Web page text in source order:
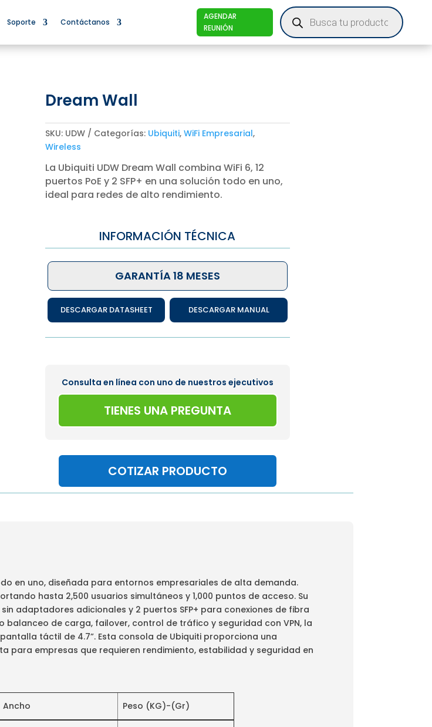
Soporte Contáctanos
AGENDAR
REUNIÓN
Products
search
Dream Wall
SKU: UDW Categorías: Ubiquiti, WiFi Empresarial,
Wireless
La Ubiquiti UDW Dream Wall combina WiFi 6, 12
puertos PoE y 2 SFP+ en una solución todo en uno,
ideal para redes de alto rendimiento.
INFORMACIÓN TÉCNICA
GARANTÍA 18 MESES
DESCARGAR DATASHEET DESCARGAR MANUAL
Consulta en línea con uno de nuestros ejecutivos
TIENES UNA PREGUNTA
COTIZAR PRODUCTO
en uno, diseñada para entornos empresariales de alta demanda.
hasta 2,500 usuarios simultáneos y 1,000 puntos de acceso. Su
adaptadores adicionales y 2 puertos SFP+ para conexiones de fibra
de carga, failover, control de tráfico y seguridad con VPN, la
táctil de 4.7”. Esta consola de Ubiquiti proporciona una
para empresas que requieren rendimiento, estabilidad y seguridad en
Ancho Peso (KG)-(Gr)